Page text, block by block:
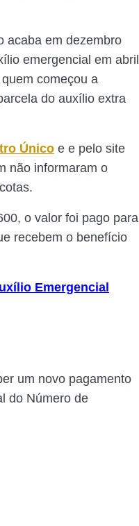
acaba em dezembro
emergencial em abril
começou a
do auxílio extra
Único e e pelo site
não informaram o
o valor foi pago para
recebem o benefício
Emergencial
um novo pagamento
do Número de